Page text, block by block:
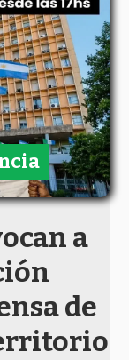
a
de